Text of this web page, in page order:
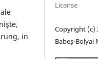
in
License
Copyright (c)
Babeș-Bolyai